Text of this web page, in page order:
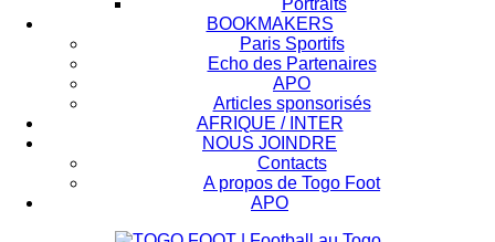
Portraits
BOOKMAKERS
Paris Sportifs
Echo des Partenaires
APO
Articles sponsorisés
AFRIQUE / INTER
NOUS JOINDRE
Contacts
A propos de Togo Foot
APO